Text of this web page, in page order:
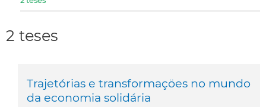
2 teses
Trajetórias e transformaçöes no mundo
da economia solidária